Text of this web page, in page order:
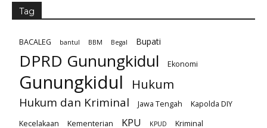
Tag
BACALEG bantul BBM Begal Bupati
DPRD Gunungkidul Ekonomi
Gunungkidul Hukum
Hukum dan Kriminal Jawa Tengah
Kapolda DIY
Kecelakaan
Kementerian KPU KPUD
Kriminal